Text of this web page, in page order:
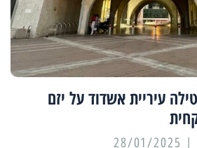
עיריית אשדוד על יזם